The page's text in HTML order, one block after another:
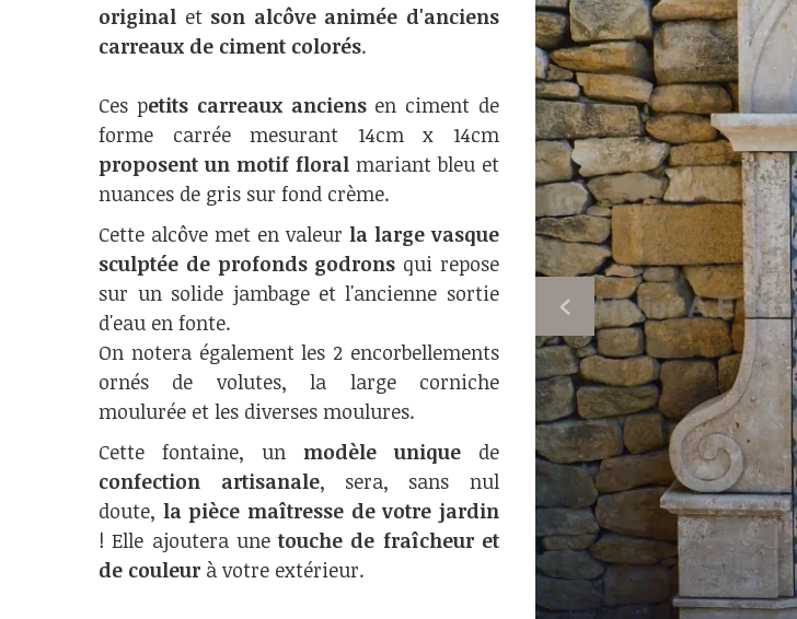
original et son alcôve animée d'anciens
carreaux de ciment colorés.
Ces petits carreaux anciensen ciment de
forme carrée mesurant 14cm x 14cm
proposent un motif floral mariant bleu et
nuances de gris sur fond crème.
Cette alcôve met en valeur la large vasque
sculptée de profonds godrons qui repose
sur un solide jambage et l'ancienne sortie
d'eau en fonte.
On notera également les 2 encorbellements
ornés de volutes, la large corniche
moulurée et les diverses moulures.
Cette fontaine, un modèle uniquede
confection artisanale, sera, sans nul
doute, la pièce maîtresse de votre jardin
! Elle ajoutera unetouche de fraîcheur et
de couleur à votre extérieur.